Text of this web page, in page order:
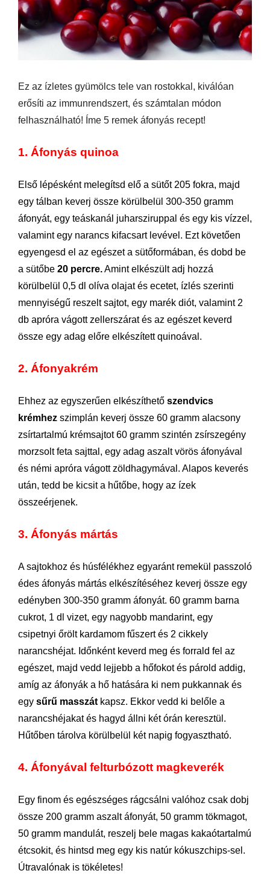
Ez az ízletes gyümölcs tele van rostokkal, kiválóan
erősíti az immunrendszert, és számtalan módon
felhasználható! Íme 5 remek áfonyás recept!
1. Áfonyás quinoa
Első lépésként melegítsd elő a sütőt 205 fokra, majd
egy tálban keverj össze körülbelül 300-350 gramm
áfonyát, egy teáskanál juharsziruppal és egy kis vízzel,
valamint egy narancs kifacsart levével. Ezt követően
egyengesd el az egészet a sütőformában, és dobd be
a sütőbe 20 percre.Amint elkészült adj hozzá
körülbelül 0,5 dl olíva olajat és ecetet, ízlés szerinti
mennyiségű reszelt sajtot, egy marék diót, valamint 2
db apróra vágott zellerszárat és az egészet keverd
össze egy adag előre elkészített quinoával.
2. Áfonyakrém
Ehhez az egyszerűen elkészíthető szendvics
krémhez szimplán keverj össze 60 gramm alacsony
zsírtartalmú krémsajtot 60 gramm szintén zsírszegény
morzsolt feta sajttal, egy adag aszalt vörös áfonyával
és némi apróra vágott zöldhagymával. Alapos keverés
után, tedd be kicsit a hűtőbe, hogy az ízek
összeérjenek.
3. Áfonyás mártás
A sajtokhoz és húsfélékhez egyaránt remekül passzoló
édes áfonyás mártás elkészítéséhez keverj össze egy
edényben 300-350 gramm áfonyát. 60 gramm barna
cukrot, 1 dl vizet, egy nagyobb mandarint, egy
csipetnyi őrölt kardamom fűszert és 2 cikkely
narancshéjat. Időnként keverd meg és forrald fel az
egészet, majd vedd lejjebb a hőfokot és párold addig,
amíg az áfonyák a hő hatására ki nem pukkannak és
egy sűrű masszát kapsz. Ekkor vedd ki belőle a
narancshéjakat és hagyd állni két órán keresztül.
Hűtőben tárolva körülbelül két napig fogyasztható.
4. Áfonyával felturbózott magkeverék
Egy finom és egészséges rágcsálni valóhoz csak dobj
össze 200 gramm aszalt áfonyát, 50 gramm tökmagot,
50 gramm mandulát, reszelj bele magas kakaótartalmú
étcsokit, és hintsd meg egy kis natúr kókuszchips-sel.
Útravalónak is tökéletes!